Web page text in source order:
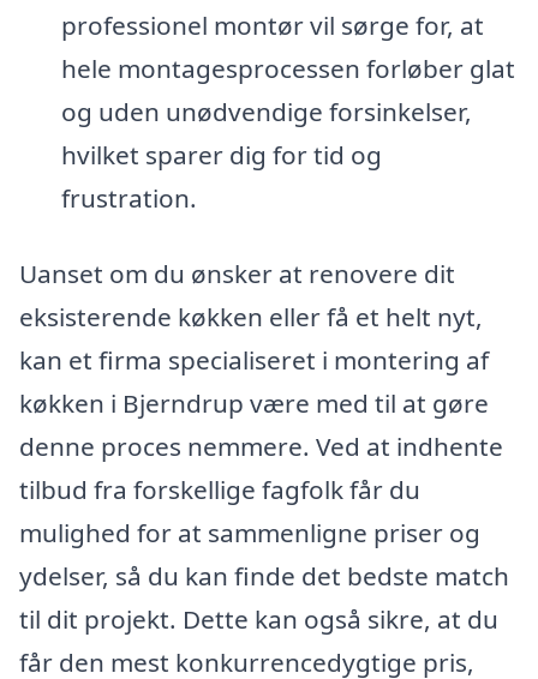
professionel montør vil sørge for, at
hele montagesprocessen forløber glat
og uden unødvendige forsinkelser,
hvilket sparer dig for tid og
frustration.
Uanset om du ønsker at renovere dit
eksisterende køkken eller få et helt nyt,
kan et firma specialiseret i montering af
køkken i Bjerndrup være med til at gøre
denne proces nemmere. Ved at indhente
tilbud fra forskellige fagfolk får du
mulighed for at sammenligne priser og
ydelser, så du kan finde det bedste match
til dit projekt. Dette kan også sikre, at du
får den mest konkurrencedygtige pris,